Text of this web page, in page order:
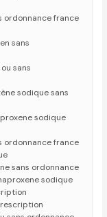
ordonnance france
sans
sans
sodique sans
sodique
ordonnance france
sans ordonnance
sodique